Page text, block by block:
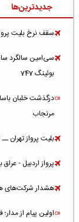
جدیدترین‌ها
سقف نرخ بلیت
بوئینگ 747
درگذشت خلبان
مرنجاب
بلیت پرواز تهران ــ نجف
پرواز اردبیل -
هشدار شرکت‌های
اولین پیام از